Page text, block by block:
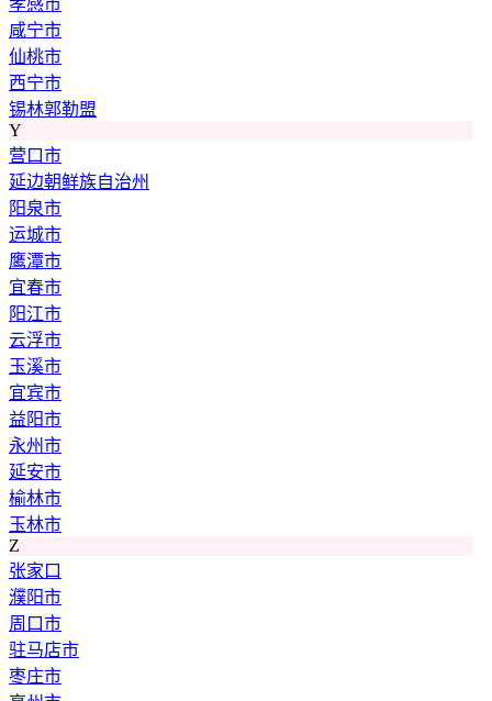
咸宁市
仙桃市
西宁市
锡林郭勒盟
Y
营口市
延边朝鲜族自治州
阳泉市
运城市
鹰潭市
宜春市
阳江市
云浮市
玉溪市
宜宾市
益阳市
永州市
延安市
榆林市
玉林市
Z
张家口
濮阳市
周口市
驻马店市
枣庄市